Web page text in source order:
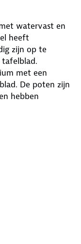
watervast en
heeft
zijn op te
met een
De poten zijn
hebben